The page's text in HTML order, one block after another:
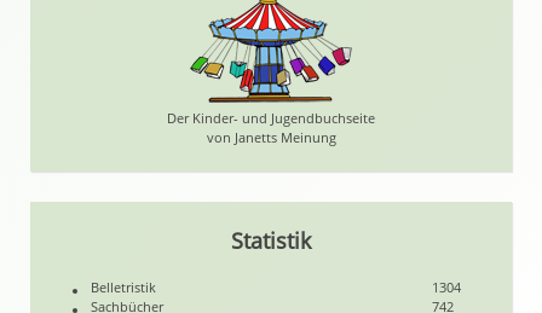
Der Kinder- und Jugendbuchseite
von Janetts Meinung
Statistik
Belletristik
1304
Sachbücher
742